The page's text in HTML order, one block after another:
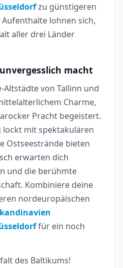
zu günstigeren
lohnen sich,
aller drei Länder
macht
Altstädte von Tallinn und
Charme,
Pracht begeistert.
lockt mit spektakulären
Ostseestrände bieten
erwarten dich
und die berühmte
Kombiniere deine
nordeuropäischen
für ein noch
des Baltikums!